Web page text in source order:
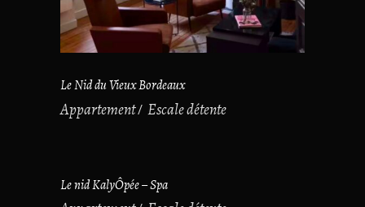
Le Nid du Vieux Bordeaux
Appartement Escale détente
Le nid KalyÔpée – Spa